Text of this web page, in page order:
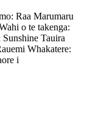
Raa Marumaru
o te takenga:
Tauira
Whakatere:
i